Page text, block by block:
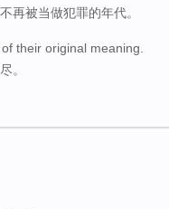
再被当做犯罪的年代。
their original meaning.
。